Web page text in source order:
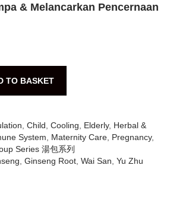
& Melancarkan Pencernaan
TO BASKET
Child Cooling Elderly, Herbal &
System Maternity Care Pregnancy,
Series 湯包系列
Ginseng Root Wai San Yu Zhu